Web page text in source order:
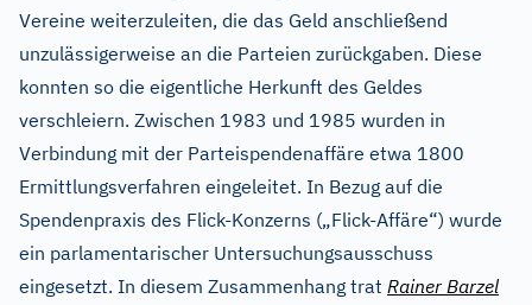
Vereine weiterzuleiten, die das Geld anschließend
unzulässigerweise an die Parteien zurückgaben. Diese
konnten so die eigentliche Herkunft des Geldes
verschleiern. Zwischen 1983 und 1985 wurden in
Verbindung mit der Parteispendenaffäre etwa 1800
Ermittlungsverfahren eingeleitet. In Bezug auf die
Spendenpraxis des Flick-Konzerns („Flick-Affäre“) wurde
ein parlamentarischer Untersuchungsausschuss
eingesetzt. In diesem Zusammenhang trat Rainer Barzel